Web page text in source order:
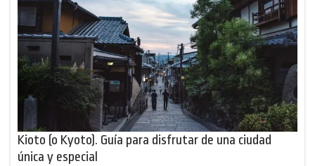
Kioto (o Kyoto). Guía para disfrutar de una ciudad
única y especial